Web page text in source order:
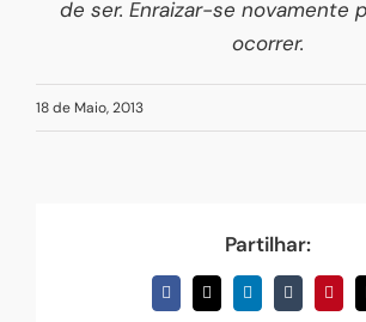
de ser. Enraizar-se novamente
ocorrer.
18 de Maio, 2013
Partilhar:
Facebook
X LinkedInTumblr